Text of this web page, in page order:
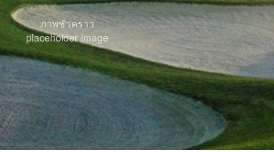
ภาพชั่วคราว
placeholder image